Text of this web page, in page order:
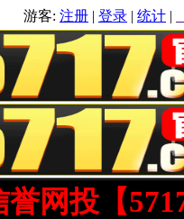
游客: 注册 | 登录 | 统计 |
誉网投【